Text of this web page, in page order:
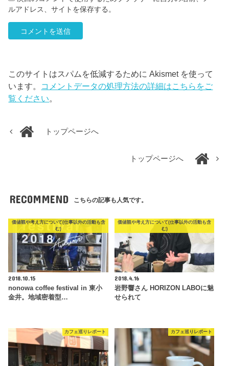
ルアドレス、サイトを保存する。
このサイトはスパムを低減するために Akismet を使って
います。 コメントデータの処理方法の詳細はこちらをご
覧ください。
トップページへ
トップページへ
RECOMMEND こちらの記事も人気です。
価値観や考え方について(仕事以外の活動も含
む)
2018.10.15
nonowa coffee festival in 東小
金井。地域密着型…
価値観や考え方について(仕事以外の活動も含
む)
2018.4.16
岩野響さん HORIZON LABOに魅
せられて
カフェ巡りレポート カフェ巡りレポート